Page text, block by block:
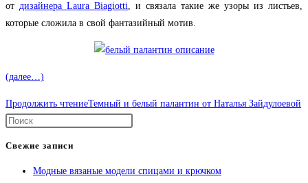
от дизайнера Laura Biagiotti, и связала такие же узоры из листьев,
которые сложила в свой фантазийный мотив.
(далее…)
Продолжить чтениеТемный и белый палантин от Hаталья Зайдулоевой
Свежие записи
Модные вязаные модели спицами и крючком